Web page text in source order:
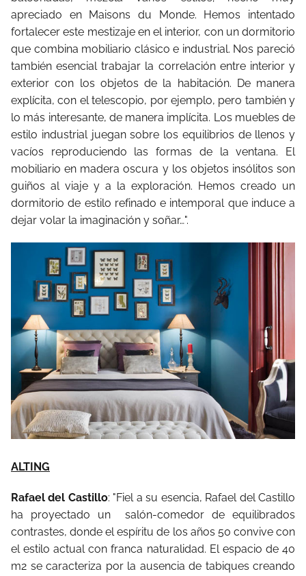
apreciado en Maisons du Monde. Hemos intentado
fortalecer este mestizaje en el interior, con un dormitorio
que combina mobiliario clásico e industrial. Nos pareció
también esencial trabajar la correlación entre interior y
exterior con los objetos de la habitación. De manera
explícita, con el telescopio, por ejemplo, pero también y
lo más interesante, de manera implícita. Los muebles de
estilo industrial juegan sobre los equilibrios de llenos y
vacíos reproduciendo las formas de la ventana. El
mobiliario en madera oscura y los objetos insólitos son
guiños al viaje y a la exploración. Hemos creado un
dormitorio de estilo refinado e intemporal que induce a
dejar volar la imaginación y soñar…".
ALTING
Rafael del Castillo: "Fiel a su esencia, Rafael del Castillo
ha proyectado un salón-comedor de equilibrados
contrastes, donde el espíritu de los años 50 convive con
el estilo actual con franca naturalidad. El espacio de 40
m2 se caracteriza por la ausencia de tabiques creando